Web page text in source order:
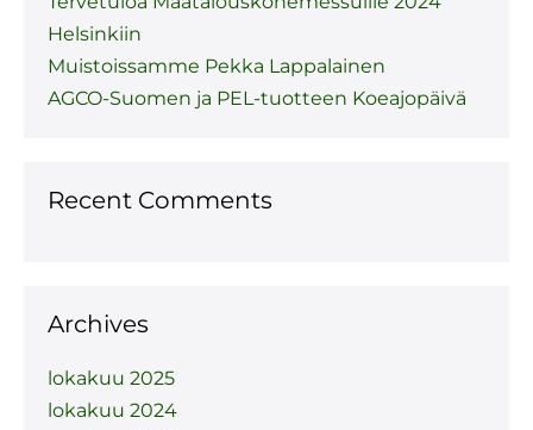
Helsinkiin
Muistoissamme Pekka Lappalainen
AGCO-Suomen ja PEL-tuotteen Koeajopäivä
Recent Comments
Archives
lokakuu 2025
lokakuu 2024